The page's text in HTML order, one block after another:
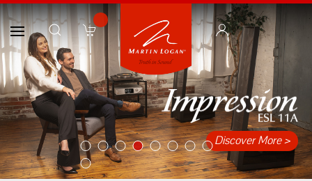
Discover More > Discover More
Item 1Item 2Item 3Item 4Item 5Item 6Item 7Item 8
Item 9